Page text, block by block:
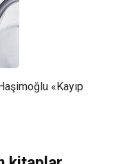
«Kayıp